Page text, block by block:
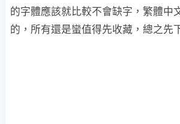
的字體應該就比較不會缺字，繁體中
的，所有還是蠻值得先收藏，總之先